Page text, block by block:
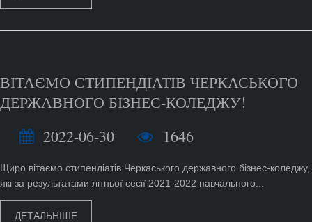
ВІТАЄМО СТИПЕНДІАТІВ ЧЕРКАСЬКОГО
ДЕРЖАВНОГО БІЗНЕС-КОЛЕДЖУ!
2022-06-30
1646
Щиро вітаємо стипендіатів Черкаського державного бізнес-коледжу,
які за результатами літньої сесії 2021-2022 навчального...
ДЕТАЛЬНІШЕ